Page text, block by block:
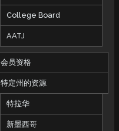
College Board
AATJ
会员资格
特定州的资源
特拉华
新墨西哥